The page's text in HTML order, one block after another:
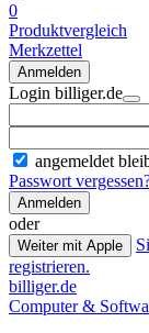
0
Produktvergleich
Merkzettel
Anmelden
Login billiger.de
angemeldet
Passwort
Anmelden
oder
Weiter mit Apple
registrieren.
billiger.de
Computer &